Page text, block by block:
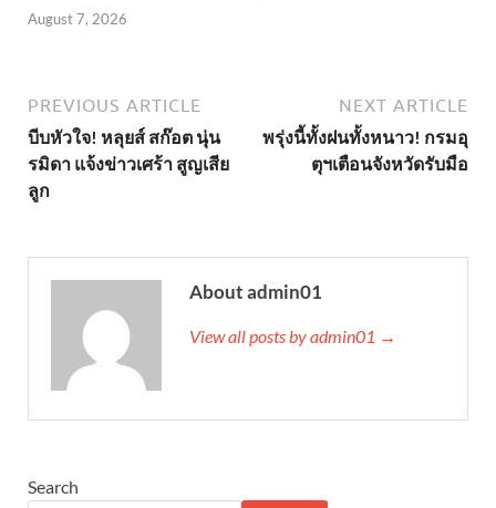
August 7, 2026
PREVIOUS ARTICLE
บีบหัวใจ! หลุยส์ สก๊อต นุ่น
รมิดา แจ้งข่าวเศร้า สูญเสีย
ลูก
NEXT ARTICLE
พรุ่งนี้ทั้งฝนทั้งหนาว! กรมอุ
ตุฯเตือนจังหวัดรับมือ
About admin01
View all posts by admin01 →
Search